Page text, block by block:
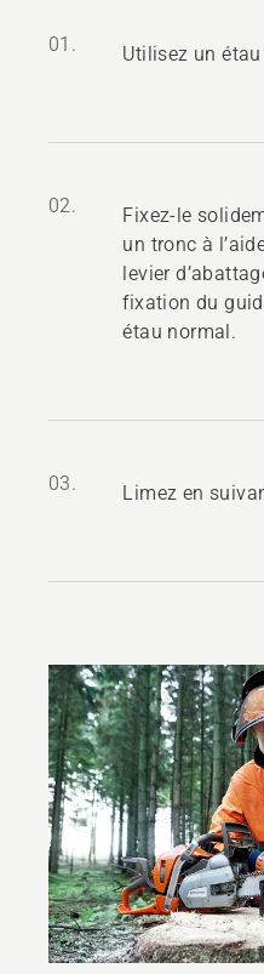
01. Utilisez un étau
02.
Fixez-le
un tronc à
levier
fixation du
étau normal.
03. Limez en